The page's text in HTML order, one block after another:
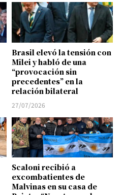
Brasil elevó la tensión con
Milei y habló de una
“provocación sin
precedentes” en la
relación bilateral
27/07/2026
Scaloni recibió a
excombatientes de
Malvinas en su casa de